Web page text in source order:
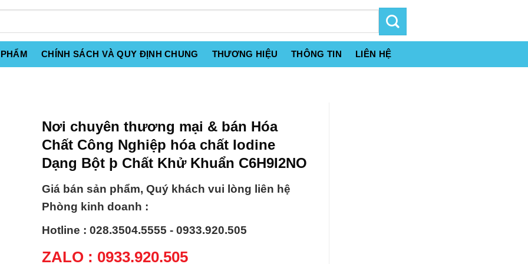
CHÍNH SÁCH VÀ QUY ĐỊNH CHUNG THƯƠNG HIỆU THÔNG TIN LIÊN HỆ
Nơi chuyên thương mại & bán Hóa
Chất Công Nghiệp hóa chất Iodine
Dạng Bột þ Chất Khử Khuẩn C6H9I2NO
Giá bán sản phẩm, Quý khách vui lòng liên hệ
Phòng kinh doanh :
Hotline : 028.3504.5555 - 0933.920.505
ZALO : 0933.920.505